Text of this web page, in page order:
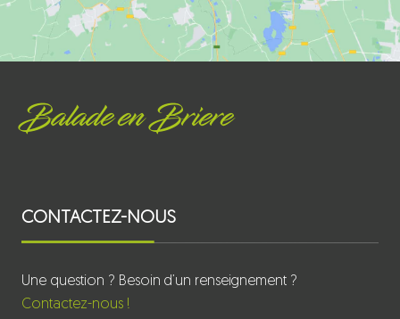
Balade en Briere
CONTACTEZ-NOUS
Une question ? Besoin d’un renseignement ?
Contactez-nous !